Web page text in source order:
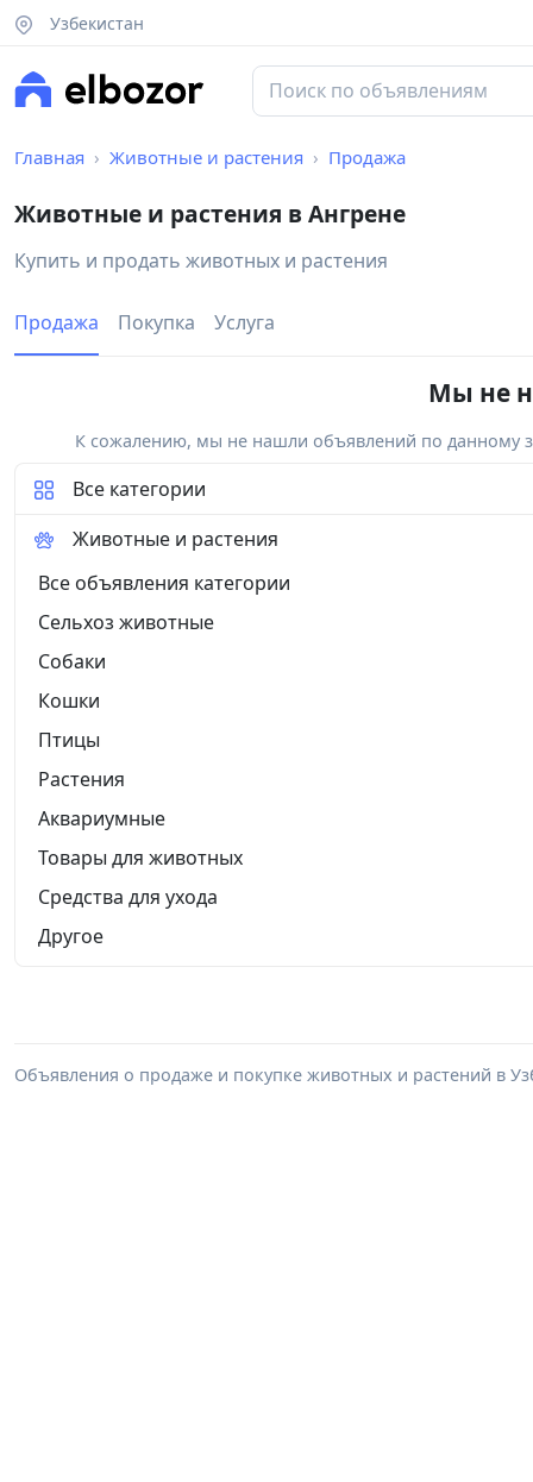
Узбекистан
Главная Животные и растения Продажа
Животные и растения в Ангрене
Купить и продать животных и растения
Продажа Покупка Услуга
Мы не
К сожалению, мы не нашли объявлений по данному
Все категории
Животные и растения
Все объявления категории
Сельхоз животные
Собаки
Кошки
Птицы
Растения
Аквариумные
Товары для животных
Средства для ухода
Другое
Объявления о продаже и покупке животных и растений в